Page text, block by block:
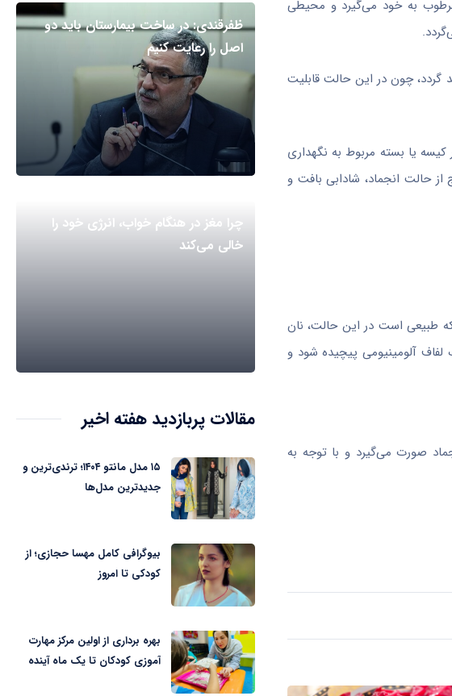
به خود می‌گیرد و محیطی
گردد، چون در این حالت قابلیت
یا بسته مربوط به نگهداری
حالت انجماد، شادابی بافت و
كه طبیعی است در این حالت، نان
آلومینیومی پیچیده شود و
صورت می‌گیرد و با توجه به
ظفرقندی: در ساخت بیمارستان باید دو
اصل را رعایت کنیم
چرا مغز در هنگام خواب، انرژی خود را
خالی می‌کند
مقالات پربازدید هفته اخیر
۱۵ مدل مانتو ۱۴۰۴؛ ترندی‌ترین و
جدیدترین مدل‌ها
بیوگرافی کامل مهسا حجازی؛ از
کودکی تا امروز
بهره برداری از اولین مرکز مهارت
آموزی کودکان تا یک ماه آینده